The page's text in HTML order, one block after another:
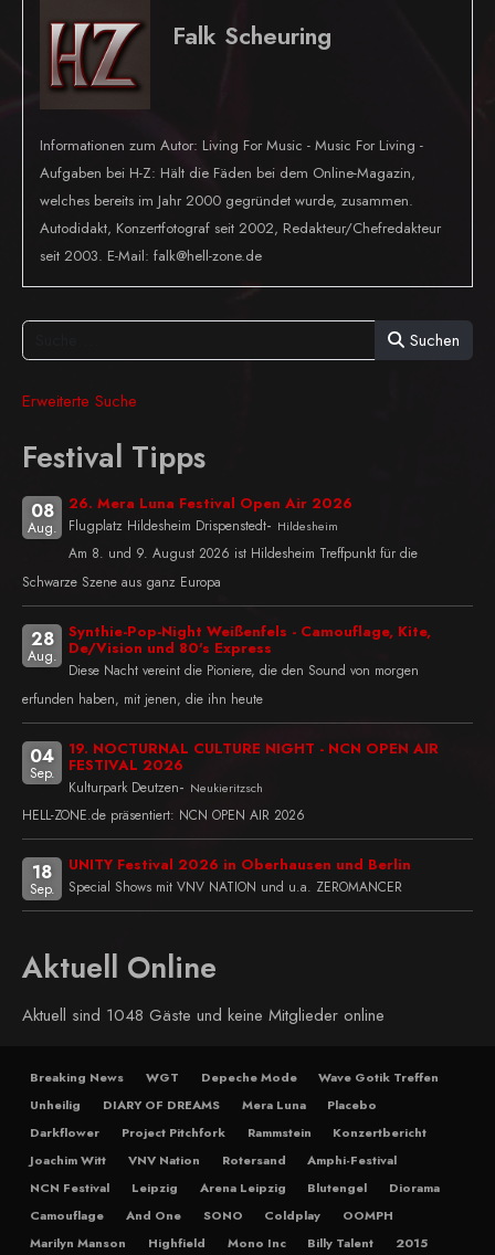
Falk Scheuring
Informationen zum Autor: Living For Music - Music For Living -
Aufgaben bei H-Z: Hält die Fäden bei dem Online-Magazin,
welches bereits im Jahr 2000 gegründet wurde, zusammen.
Autodidakt, Konzertfotograf seit 2002, Redakteur/Chefredakteur
seit 2003. E-Mail: falk@hell-zone.de
Suchen
Erweiterte Suche
Festival Tipps
08
Aug.
26. Mera Luna Festival Open Air 2026
Flugplatz Hildesheim Drispenstedt- Hildesheim
Am 8. und 9. August 2026 ist Hildesheim Treffpunkt für die
Schwarze Szene aus ganz Europa
28
Aug.
Synthie-Pop-Night Weißenfels - Camouflage, Kite,
De/Vision und 80's Express
Diese Nacht vereint die Pioniere, die den Sound von morgen
erfunden haben, mit jenen, die ihn heute
04
Sep.
19. NOCTURNAL CULTURE NIGHT - NCN OPEN AIR
FESTIVAL 2026
Kulturpark Deutzen- Neukieritzsch
HELL-ZONE.de präsentiert: NCN OPEN AIR 2026
18
Sep.
UNITY Festival 2026 in Oberhausen und Berlin
Special Shows mit VNV NATION und u.a. ZEROMANCER
Aktuell Online
Aktuell sind 1048 Gäste und keine Mitglieder online
Breaking News WGT Depeche Mode
Wave Gotik Treffen
Unheilig
DIARY OF DREAMS Mera Luna
Placebo
Darkflower
Project Pitchfork Rammstein
Konzertbericht
Joachim Witt
VNV Nation Rotersand
Amphi-Festival
NCN Festival
Leipzig Arena Leipzig Blutengel
Diorama
Camouflage
And One SONO Coldplay
OOMPH
Marilyn Manson
Highfield Mono Inc Billy Talent 2015